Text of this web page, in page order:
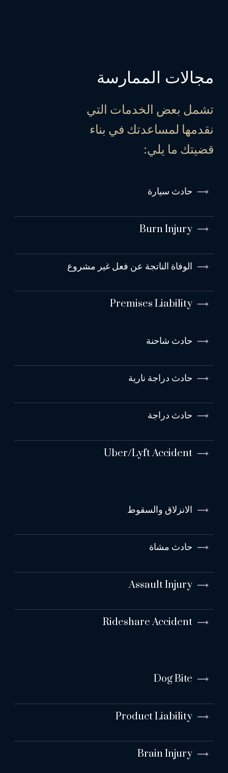
مجالات الممارسة
تشمل بعض الخدمات التي
نقدمها لمساعدتك في بناء
قضيتك ما يلي:
حادث سيارة
Burn Injury
الوفاة الناتجة عن فعل غير مشروع
Premises Liability
حادث شاحنة
حادث دراجة نارية
حادث دراجة
Uber/Lyft Accident
الانزلاق والسقوط
حادث مشاة
Assault Injury
Rideshare Accident
Dog Bite
Product Liability
Brain Injury